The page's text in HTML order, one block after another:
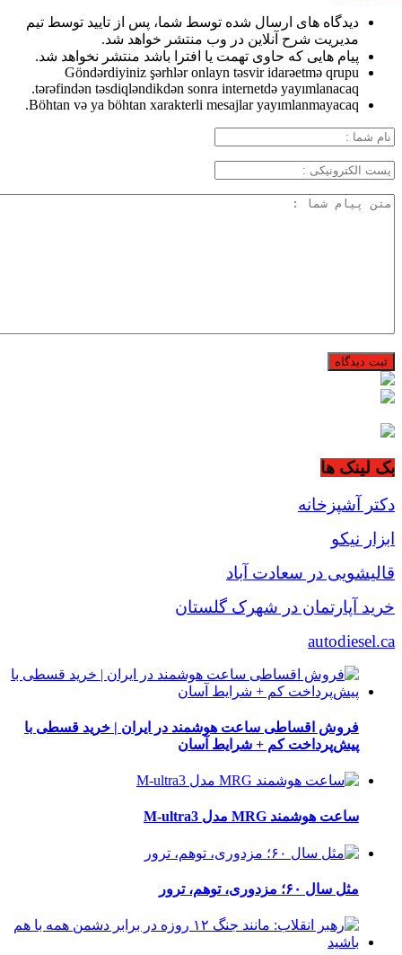
دیدگاه های ارسال شده توسط شما، پس از تایید توسط تیم
مدیریت شرح آنلاین در وب منتشر خواهد شد.
پیام هایی که حاوی تهمت یا افترا باشد منتشر نخواهد شد.
Göndərdiyiniz şərhlər onlayn təsvir idarəetmə qrupu
tərəfindən təsdiqləndikdən sonra internetdə yayımlanacaq.
Böhtan və ya böhtan xarakterli mesajlar yayımlanmayacaq.
بک لینک ها
دکتر آشپزخانه
ابزار نیکو
قالیشویی در سعادت آباد
خرید آپارتمان در شهرک گلستان
autodiesel.ca
فروش اقساطی ساعت هوشمند در ایران | خرید قسطی با
پیش‌پرداخت کم + شرایط آسان
ساعت هوشمند MRG مدل M-ultra3
مثل سال ۶۰؛ مزدوری، توهم، ترور